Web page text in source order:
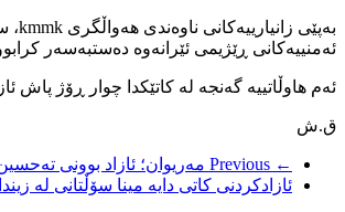
ئەمنییەکانی ڕێژیمی ئێرانەوە دەستبەسەر
ئەم هاوڵاتییە گەنجە لە کاتێکدا چوار ڕۆژ
ق.ش
← Previous
مەریوان؛ ئازاد بوونی تەحسین پیروزی دوای ٦ ساڵ
ئازادکردنی کاتی دایه مینا سۆڵتانی لە